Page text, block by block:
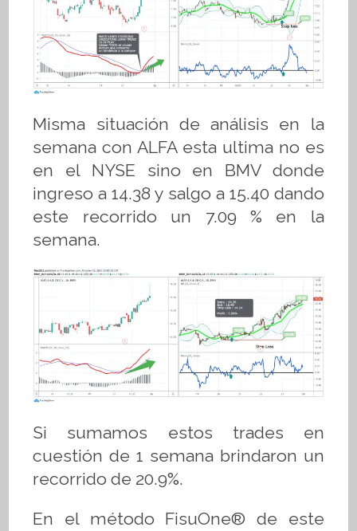
Misma situación de análisis en la
semana con ALFA esta ultima no es
en el NYSE sino en BMV donde
ingreso a 14.38 y salgo a 15.40 dando
este recorrido un 7.09 % en la
semana.
Si sumamos estos trades en
cuestión de 1 semana brindaron un
recorrido de 20.9%.
En el método FisuOne® de este